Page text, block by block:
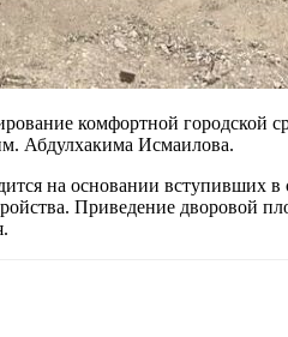
комфортной
Абдулхакима Исмаилова.
на основании
Приведение дворовой